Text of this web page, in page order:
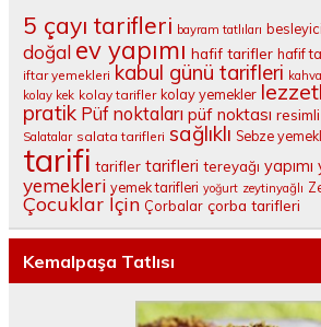
5 çayı tarifleri bayram tatlıları besleyici
doğal ev yapımı hafif tarifler hafif
iftar yemekleri kabul günü tarifleri
kolay kek kolay tarifler kolay yemekler
pratik Püf noktaları püf noktası resimli
Salatalar salata tarifleri sağlıklı Sebze
tarifi tarifler tarifleri tereyağı yapımı
yemekleri yemek tarifleri yoğurt zeytinyağlı
Çocuklar İçin Çorbalar çorba tarifleri
Kemalpaşa Tatlısı